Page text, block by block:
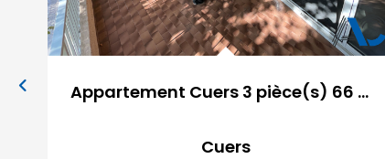
Appartement Cuers 3 pièce(s) 66 m2
Cuers